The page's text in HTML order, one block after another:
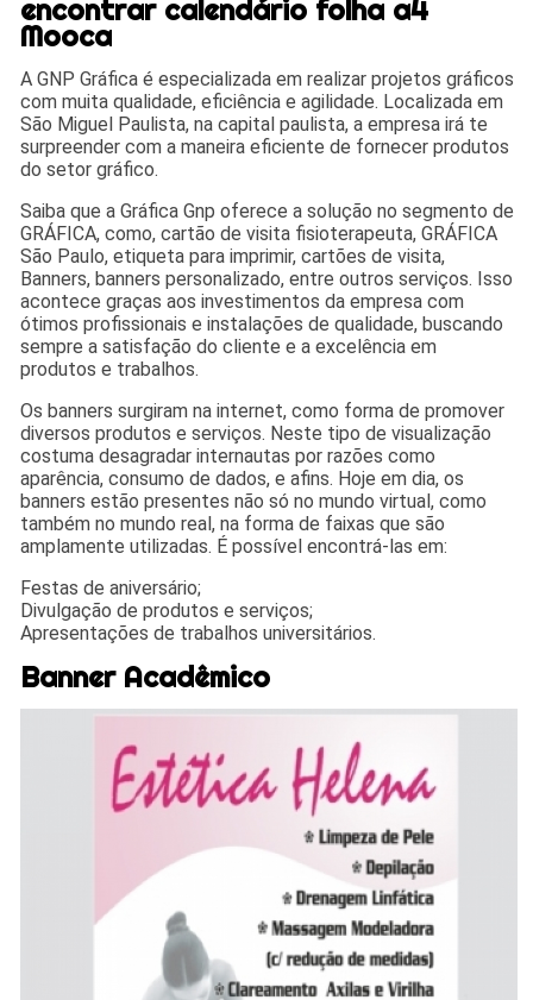
encontrar calendário folha a4
Mooca
A GNP Gráfica é especializada em realizar projetos gráficos
com muita qualidade, eficiência e agilidade. Localizada em
São Miguel Paulista, na capital paulista, a empresa irá te
surpreender com a maneira eficiente de fornecer produtos
do setor gráfico.
Saiba que a Gráfica Gnp oferece a solução no segmento de
GRÁFICA, como, cartão de visita fisioterapeuta, GRÁFICA
São Paulo, etiqueta para imprimir, cartões de visita,
Banners, banners personalizado, entre outros serviços. Isso
acontece graças aos investimentos da empresa com
ótimos profissionais e instalações de qualidade, buscando
sempre a satisfação do cliente e a excelência em
produtos e trabalhos.
Os banners surgiram na internet, como forma de promover
diversos produtos e serviços. Neste tipo de visualização
costuma desagradar internautas por razões como
aparência, consumo de dados, e afins. Hoje em dia, os
banners estão presentes não só no mundo virtual, como
também no mundo real, na forma de faixas que são
amplamente utilizadas. É possível encontrá-las em:
Festas de aniversário;
Divulgação de produtos e serviços;
Apresentações de trabalhos universitários.
Banner Acadêmico